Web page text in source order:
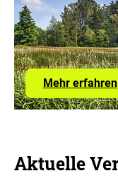
Mehr erfahren
Aktuelle